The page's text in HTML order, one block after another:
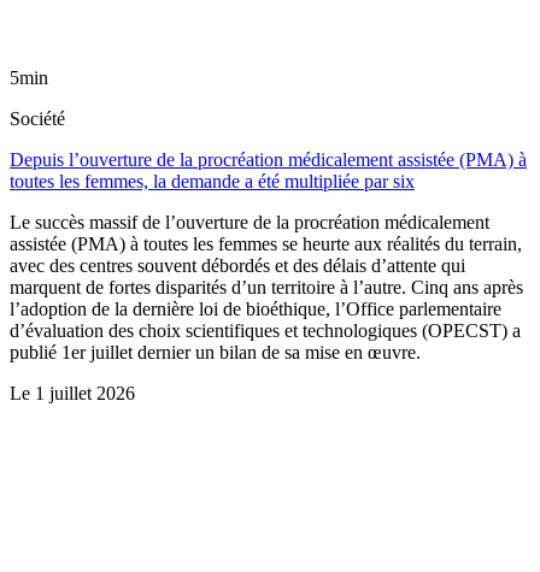
5min
Société
Depuis l’ouverture de la procréation médicalement assistée (PMA) à
toutes les femmes, la demande a été multipliée par six
Le succès massif de l’ouverture de la procréation médicalement
assistée (PMA) à toutes les femmes se heurte aux réalités du terrain,
avec des centres souvent débordés et des délais d’attente qui
marquent de fortes disparités d’un territoire à l’autre. Cinq ans après
l’adoption de la dernière loi de bioéthique, l’Office parlementaire
d’évaluation des choix scientifiques et technologiques (OPECST) a
publié 1er juillet dernier un bilan de sa mise en œuvre.
Le 1 juillet 2026